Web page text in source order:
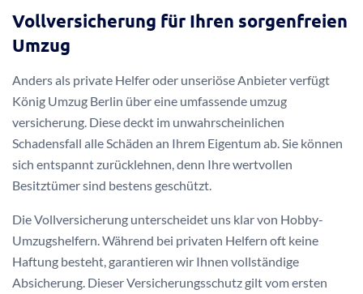
Vollversicherung für Ihren sorgenfreien
Umzug
Anders als private Helfer oder unseriöse Anbieter verfügt
König Umzug Berlin über eine umfassende umzug
versicherung. Diese deckt im unwahrscheinlichen
Schadensfall alle Schäden an Ihrem Eigentum ab. Sie können
sich entspannt zurücklehnen, denn Ihre wertvollen
Besitztümer sind bestens geschützt.
Die Vollversicherung unterscheidet uns klar von Hobby-
Umzugshelfern. Während bei privaten Helfern oft keine
Haftung besteht, garantieren wir Ihnen vollständige
Absicherung. Dieser Versicherungsschutz gilt vom ersten